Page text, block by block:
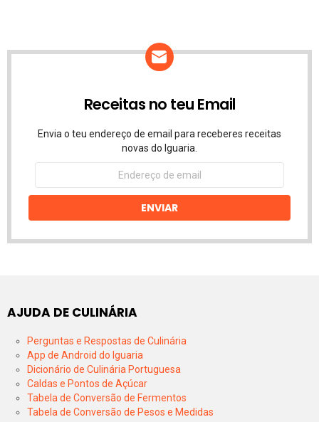
Receitas no teu Email
Envia o teu endereço de email para receberes receitas
novas do Iguaria.
Endereço
email
ENVIAR
AJUDA DE CULINÁRIA
Perguntas e Respostas de Culinária
App de Android do Iguaria
Dicionário de Culinária Portuguesa
Caldas e Pontos de Açúcar
Tabela de Conversão de Fermentos
Tabela de Conversão de Pesos e Medidas